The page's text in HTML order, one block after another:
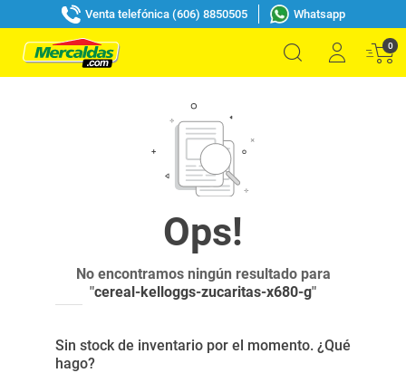
Venta telefónica (606) 8850505 Whatsapp
0
No encontramos ningún resultado para
"cereal-kelloggs-zucaritas-x680-g"
Sin stock de inventario por el momento. ¿Qué
hago?